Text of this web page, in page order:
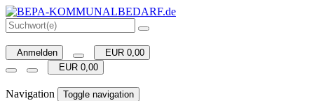
Anmelden
EUR 0,00
EUR 0,00
Navigation Toggle navigation